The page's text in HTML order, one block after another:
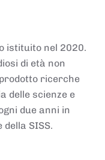
istituito nel 2020.
di età non
ricerche
delle scienze e
due anni in
della SISS.